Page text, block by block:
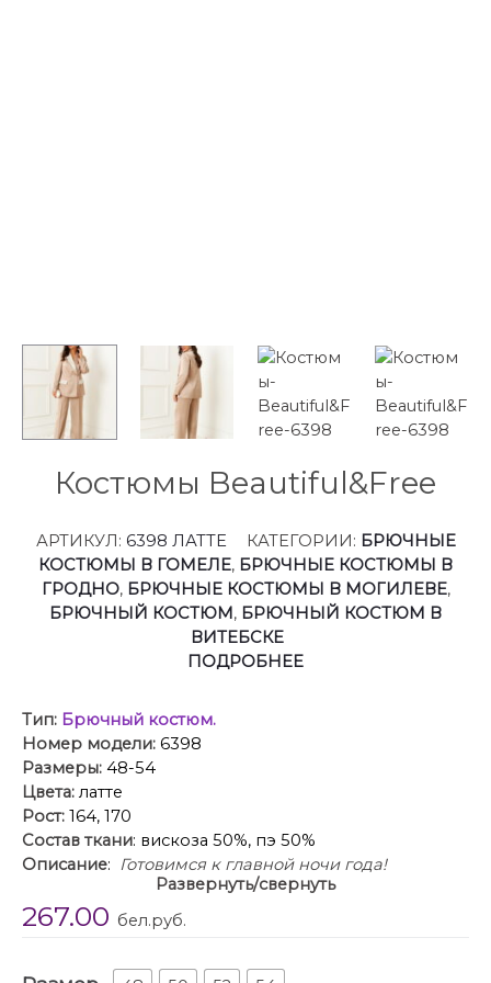
Костюмы Beautiful&Free
АРТИКУЛ: 6398 ЛАТТЕ КАТЕГОРИИ: БРЮЧНЫЕ
КОСТЮМЫ В ГОМЕЛЕ, БРЮЧНЫЕ КОСТЮМЫ В
ГРОДНО, БРЮЧНЫЕ КОСТЮМЫ В МОГИЛЕВЕ,
БРЮЧНЫЙ КОСТЮМ, БРЮЧНЫЙ КОСТЮМ В
ВИТЕБСКЕ
ПОДРОБНЕЕ
Тип: Брючный костюм.
Номер модели: 6398
Размеры: 48-54
Цвета: латте
Рост: 164, 170
Состав ткани: вискоза 50%, пэ 50%
Описание: Готовимся к главной ночи года!
Брючный костюм из изысканного атласа идеально
подходит для торжественных выходов и не только!
Развернуть/свернуть
267.00 бел.руб.